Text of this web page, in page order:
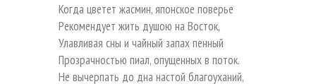
Когда цветет жасмин, японское поверье
Рекомендует жить душою на Восток,
Улавливая сны и чайный запах пенный
Прозрачностью пиал, опущенных в поток.
Не вычерпать до дна настой благоуханий,